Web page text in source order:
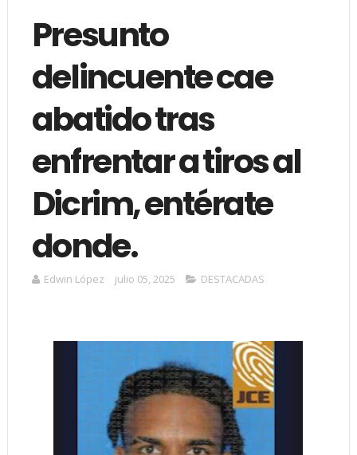
Presunto
delincuente cae
abatido tras
enfrentar a tiros al
Dicrim, entérate
donde.
Edwin López julio 05, 2025 DESTACADAS